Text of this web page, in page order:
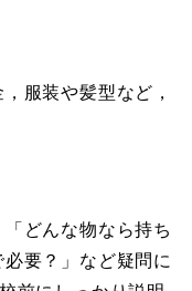
服装や髪型など，
どんな物なら持ち
要？」など疑問に